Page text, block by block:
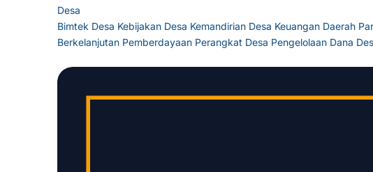
Desa
Bimtek Desa Kebijakan Desa Kemandirian Desa Keuangan Daerah
Berkelanjutan Pemberdayaan Perangkat Desa Pengelolaan Dana